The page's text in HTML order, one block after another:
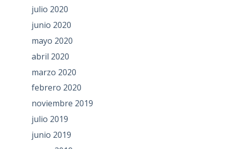
julio 2020
junio 2020
mayo 2020
abril 2020
marzo 2020
febrero 2020
noviembre 2019
julio 2019
junio 2019